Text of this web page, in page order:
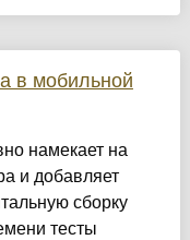
в мобильной
намекает на
и добавляет
сборку
тесты